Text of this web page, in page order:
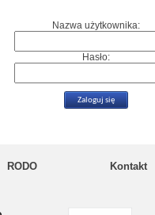
Nazwa użytkownika:
Hasło:
RODO Kontakt